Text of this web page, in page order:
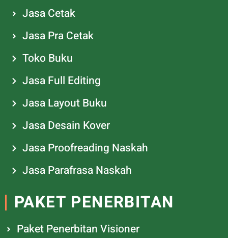
Jasa Cetak
Jasa Pra Cetak
Toko Buku
Jasa Full Editing
Jasa Layout Buku
Jasa Desain Kover
Jasa Proofreading Naskah
Jasa Parafrasa Naskah
PAKET PENERBITAN
Paket Penerbitan Visioner